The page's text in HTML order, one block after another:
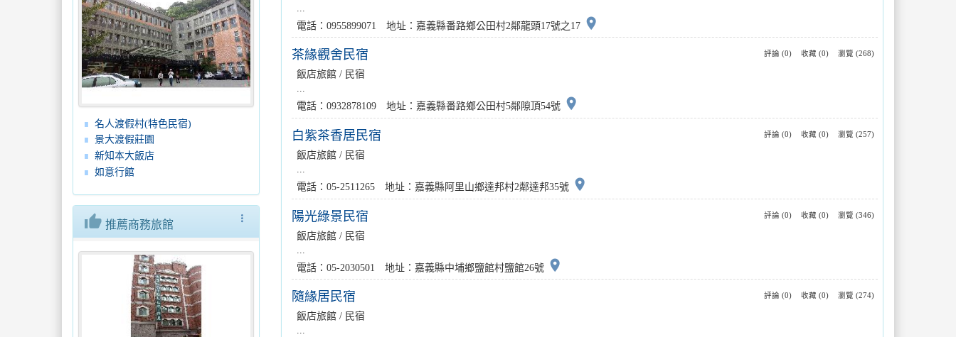
名人渡假村(特色民宿)
景大渡假莊園
新知本大飯店
如意行館
more_vert
thumb_up 推薦商務旅館
電話：0955899071 地址：嘉義縣番路鄉公田村2鄰龍頭17號之17 place
評論 (0) 收藏 (0) 瀏覽 (268)
茶緣觀舍民宿
飯店旅館 / 民宿
...
電話：0932878109 地址：嘉義縣番路鄉公田村5鄰隙頂54號 place
評論 (0) 收藏 (0) 瀏覽 (257)
白紫茶香居民宿
飯店旅館 / 民宿
電話：05-2511265 地址：嘉義縣阿里山鄉達邦村2鄰達邦35號 place
評論 (0) 收藏 (0) 瀏覽 (346)
陽光綠景民宿
飯店旅館 / 民宿
電話：05-2030501 地址：嘉義縣中埔鄉鹽館村鹽館26號 place
評論 (0) 收藏 (0) 瀏覽 (274)
隨緣居民宿
飯店旅館 / 民宿
...